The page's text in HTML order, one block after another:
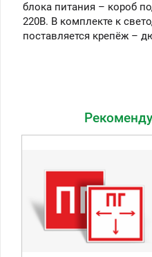
блока питания – короб
220В. В комплекте к
поставляется крепёж –